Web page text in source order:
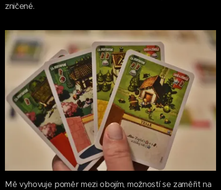
zničené.
Mě vyhovuje poměr mezi obojím, možností se zaměřit na